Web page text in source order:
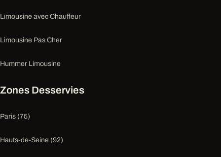
Limousine avec Chauffeur
Limousine Pas Cher
Hummer Limousine
Zones Desservies
Paris (75)
Hauts-de-Seine (92)